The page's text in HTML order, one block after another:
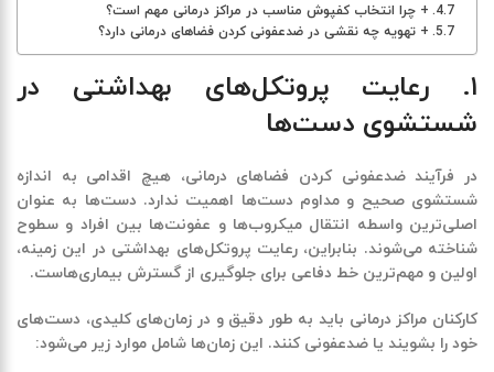
+ چرا انتخاب کفپوش مناسب در مراکز درمانی مهم است؟
+ تهویه چه نقشی در ضدعفونی کردن فضاهای درمانی دارد؟
۱. رعایت پروتکل‌های بهداشتی در
شستشوی دست‌ها
در فرآیند ضدعفونی کردن فضاهای درمانی، هیچ اقدامی به اندازه
شستشوی صحیح و مداوم دست‌ها اهمیت ندارد. دست‌ها به عنوان
اصلی‌ترین واسطه انتقال میکروب‌ها و عفونت‌ها بین افراد و سطوح
شناخته می‌شوند. بنابراین، رعایت پروتکل‌های بهداشتی در این زمینه،
اولین و مهم‌ترین خط دفاعی برای جلوگیری از گسترش بیماری‌هاست.
کارکنان مراکز درمانی باید به طور دقیق و در زمان‌های کلیدی، دست‌های
خود را بشویند یا ضدعفونی کنند. این زمان‌ها شامل موارد زیر می‌شود: